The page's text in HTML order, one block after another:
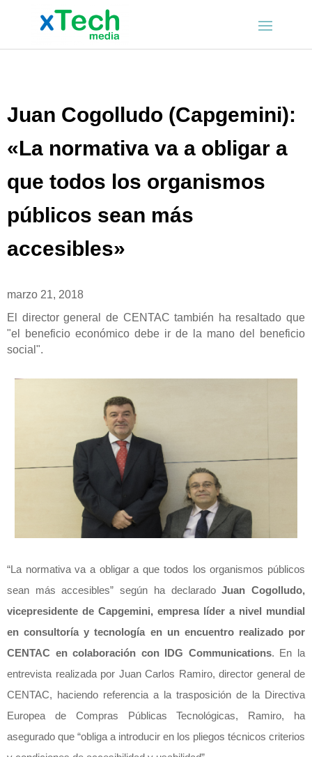
Juan Cogolludo (Capgemini):
«La normativa va a obligar a
que todos los organismos
públicos sean más
accesibles»
marzo 21, 2018
El director general de CENTAC también ha resaltado que
"el beneficio económico debe ir de la mano del beneficio
social".
“La normativa va a obligar a que todos los organismos públicos
sean más accesibles” según ha declaradoJuan Cogolludo,
vicepresidente de Capgemini, empresa líder a nivel mundial
en consultoría y tecnología en un encuentro realizado por
CENTAC en colaboración con IDG Communications. En la
entrevista realizada por Juan Carlos Ramiro, director general de
CENTAC, haciendo referencia a la trasposición de la Directiva
Europea de Compras Públicas Tecnológicas, Ramiro, ha
asegurado que “obliga a introducir en los pliegos técnicos criterios